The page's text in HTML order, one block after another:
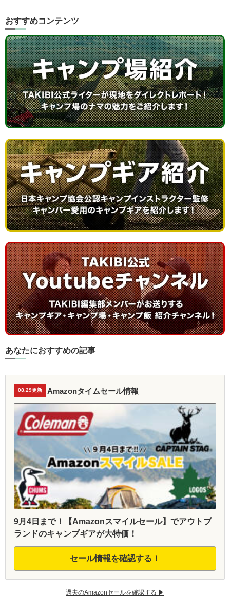
おすすめコンテンツ
あなたにおすすめの記事
08.29更新 Amazonタイムセール情報
9月4日まで！【Amazonスマイルセール】でアウトブ
ランドのキャンプギアが大特価！
セール情報を確認する！
過去のAmazonセールを確認する ▶︎